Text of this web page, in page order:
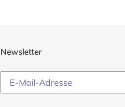
Newsletter